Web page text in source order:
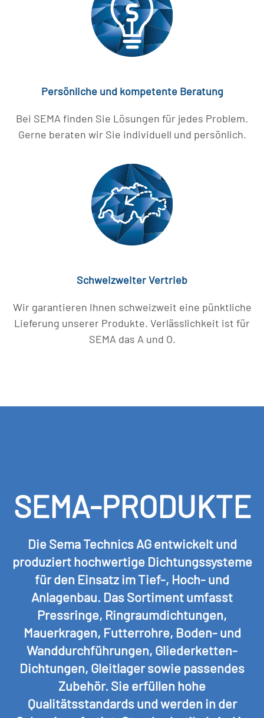
Persönliche und kompetente Beratung
Bei SEMA finden Sie Lösungen für jedes Problem.
Gerne beraten wir Sie individuell und persönlich.
Schweizweiter Vertrieb
Wir garantieren Ihnen schweizweit eine pünktliche
Lieferung unserer Produkte. Verlässlichkeit ist für
SEMA das A und O.
SEMA-PRODUKTE
Die Sema Technics AG entwickelt und
produziert hochwertige Dichtungssysteme
für den Einsatz im Tief-, Hoch- und
Anlagenbau. Das Sortiment umfasst
Pressringe, Ringraumdichtungen,
Mauerkragen, Futterrohre, Boden- und
Wanddurchführungen, Gliederketten-
Dichtungen, Gleitlager sowie passendes
Zubehör. Sie erfüllen hohe
Qualitätsstandards und werden in der